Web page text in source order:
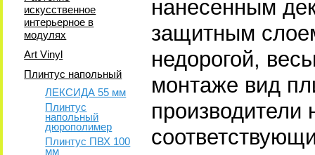
искусственное
интерьерное в
модулях
Art Vinyl
Плинтус напольный
ЛЕКСИДА 55 мм
Плинтус
напольный
дюрополимер
Плинтус ПВХ 100
мм
нанесенным
защитным
недорогой,
монтаже вид
производители